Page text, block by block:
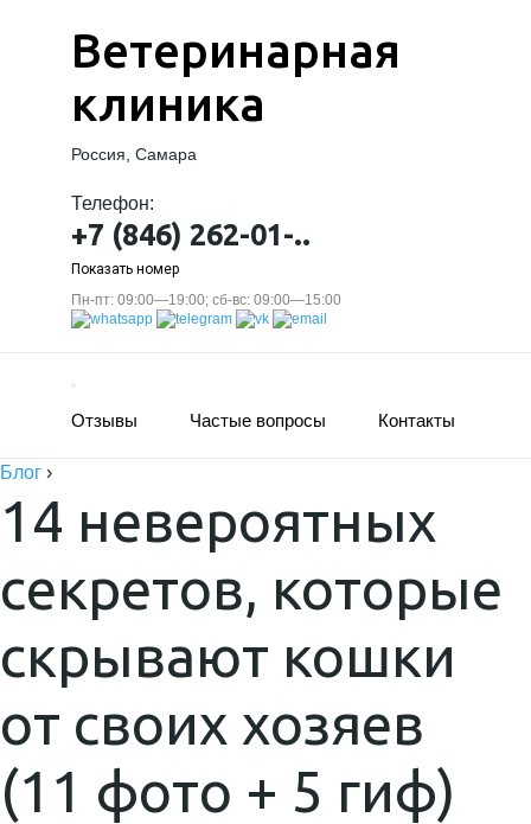
Ветеринарная
клиника
Россия, Самара
Телефон:
+7 (846) 262-01-..
Показать номер
Пн-пт: 09:00—19:00; сб-вс: 09:00—15:00
Отзывы Частые вопросы Контакты
Блог ›
14 невероятных
секретов, которые
скрывают кошки
от своих хозяев
(11 фото + 5 гиф)